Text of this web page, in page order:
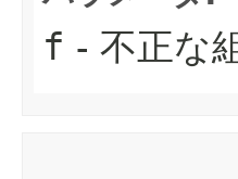
f - 不正な